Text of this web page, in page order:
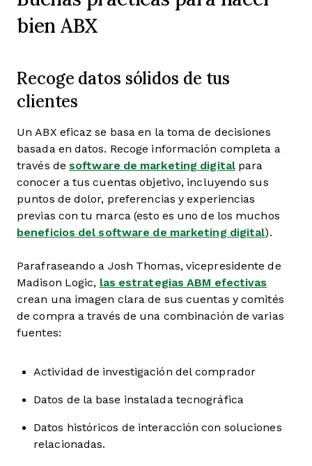
bien ABX
Recoge datos sólidos de tus
clientes
Un ABX eficaz se basa en la toma de decisiones
basada en datos. Recoge información completa a
través de software de marketing digitalpara
conocer a tus cuentas objetivo, incluyendo sus
puntos de dolor, preferencias y experiencias
previas con tu marca (esto es uno de los muchos
beneficios del software de marketing digital).
Parafraseando a Josh Thomas, vicepresidente de
Madison Logic, las estrategias ABM efectivas
crean una imagen clara de sus cuentas y comités
de compra a través de una combinación de varias
fuentes:
Actividad de investigación del comprador
Datos de la base instalada tecnográfica
Datos históricos de interacción con soluciones
relacionadas.